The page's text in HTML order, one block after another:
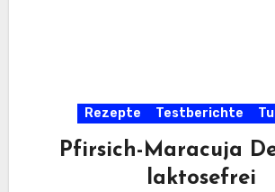
Rezepte Testberichte
Pfirsich-Maracuja
laktosefrei